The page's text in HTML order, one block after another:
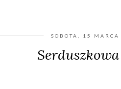
SOBOTA, 15